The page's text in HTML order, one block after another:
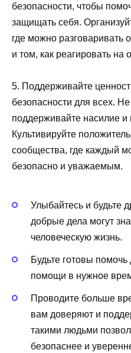
безопасности, чтобы
защищать себя.
где можно разговаривать
и том, как реагировать на
5. Поддерживайте
безопасности для всех.
поддерживайте насилие
Культивируйте
сообщества, где каждый
безопасно и уважаемым.
Улыбайтесь и будьте
добрые дела могут
человеческую жизнь.
Будьте готовы
помощи в нужное
Проводите больше
вам доверяют и
такими людьми
безопаснее и